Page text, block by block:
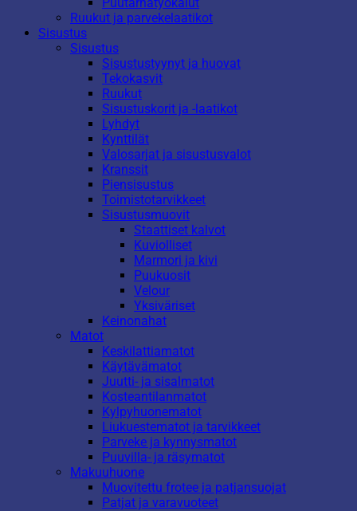
Ruukut ja parvekelaatikot
Sisustus
Sisustus
Sisustustyynyt ja huovat
Tekokasvit
Ruukut
Sisustuskorit ja -laatikot
Lyhdyt
Kynttilät
Valosarjat ja sisustusvalot
Kranssit
Piensisustus
Toimistotarvikkeet
Sisustusmuovit
Staattiset kalvot
Kuviolliset
Marmori ja kivi
Puukuosit
Velour
Yksiväriset
Keinonahat
Matot
Keskilattiamatot
Käytävämatot
Juutti- ja sisalmatot
Kosteantilanmatot
Kylpyhuonematot
Liukuestematot ja tarvikkeet
Parveke ja kynnysmatot
Puuvilla- ja räsymatot
Makuuhuone
Muovitettu frotee ja patjansuojat
Patjat ja varavuoteet